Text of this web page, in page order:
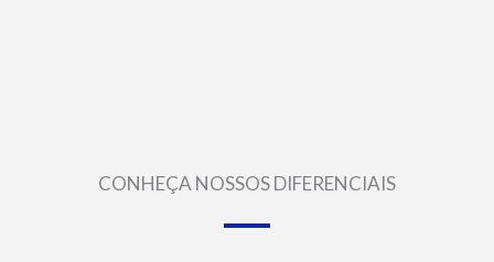
CONHEÇA NOSSOS DIFERENCIAIS